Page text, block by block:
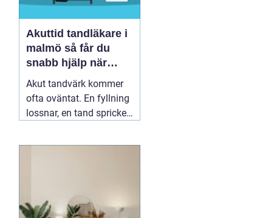
Akuttid tandläkare i
malmö så får du
snabb hjälp när
tanden gör ont
Akut tandvärk kommer
ofta oväntat. En fyllning
lossnar, en tand spricker
svullnar upp över en
snabbt
04 augusti 2026